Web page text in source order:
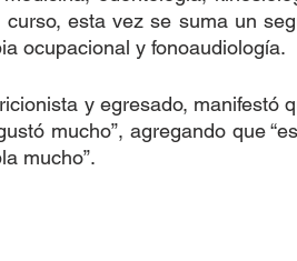
curso, esta vez se suma un
ocupacional y fonoaudiología.
y egresado, manifestó
mucho”, agregando que
mucho”.